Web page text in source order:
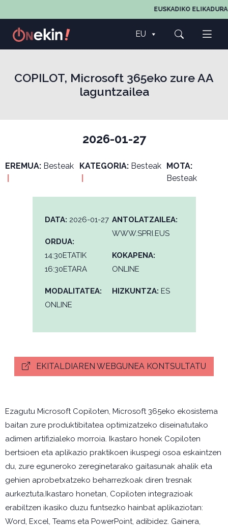
EUSKADIKO
EU
COPILOT, Microsoft 365eko zure AA
laguntzailea
2026-01-27
EREMUA: Besteak
KATEGORIA: Besteak MOTA:
Besteak
DATA: 2026-01-27
ORDUA:
14:30ETATIK
16:30ETARA
MODALITATEA:
ONLINE
ANTOLATZAILEA:
WWW.SPRI.EUS
KOKAPENA:
ONLINE
HIZKUNTZA: ES
EKITALDIAREN WEBGUNEA KONTSULTATU
Ezagutu Microsoft Copiloten, Microsoft 365eko ekosistema
baitan zure produktibitatea optimizatzeko diseinatutako
adimen artifizialeko morroia. Ikastaro honek Copiloten
bertsioen eta aplikazio praktikoen ikuspegi osoa eskaintzen
du, zure eguneroko zereginetarako gaitasunak ahalik eta
gehien aprobetxatzeko beharrezkoak diren tresnak
aurkeztuta.Ikastaro honetan, Copiloten integrazioak
erabiltzen ikasiko duzu funtsezko hainbat aplikaziotan:
Word, Excel, Teams eta PowerPoint, adibidez. Gainera,